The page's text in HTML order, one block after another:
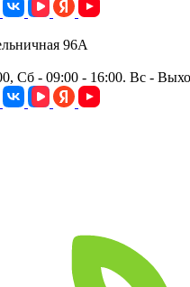
96А
Сб - 09:00 - 16:00. Вс -